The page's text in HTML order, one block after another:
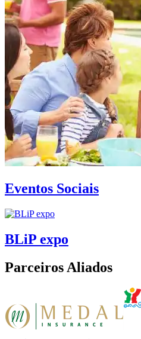
Eventos Sociais
BLiP expo
Parceiros Aliados